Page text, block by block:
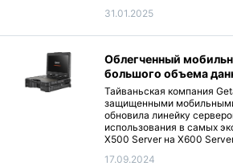
31.01.2025
Облегченный
большого объема
Тайваньская компания
защищенными
обновила линейку
использования в самых
X500 Server на X600
17.09.2024